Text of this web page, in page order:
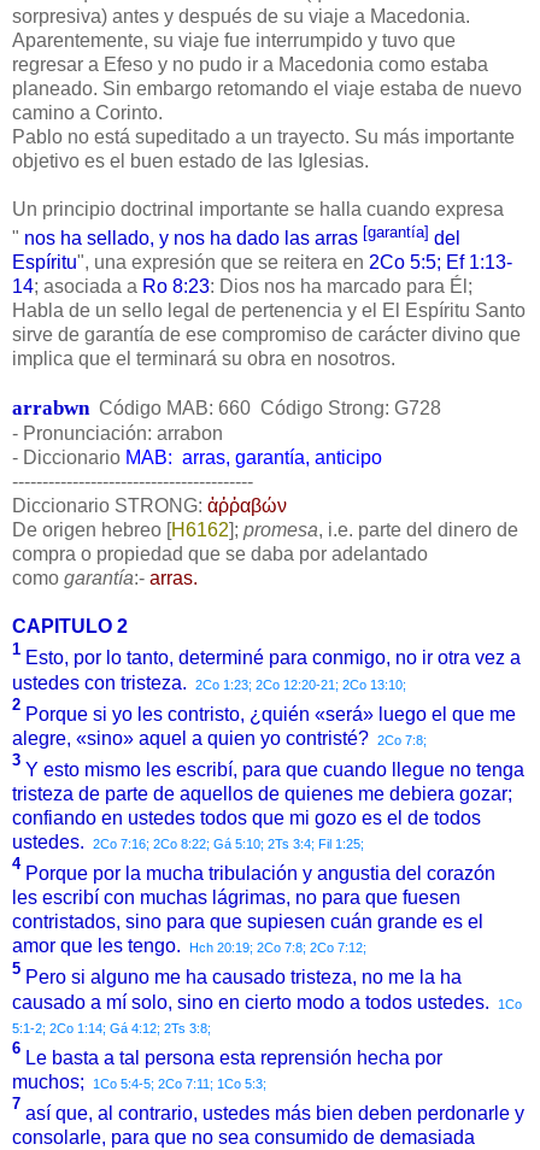
sorpresiva) antes y después de su viaje a Macedonia.
Aparentemente, su viaje fue interrumpido y tuvo que
regresar a Efeso y no pudo ir a Macedonia como estaba
planeado. Sin embargo retomando el viaje estaba de nuevo
camino a Corinto.
Pablo no está supeditado a un trayecto. Su más importante
objetivo es el buen estado de las Iglesias.
Un principio doctrinal importante se halla cuando expresa
" nos ha sellado, y nos ha dado las arras [garantía] del
Espíritu", una expresión que se reitera en 2Co 5:5; Ef 1:13-
14; asociada a Ro 8:23: Dios nos ha marcado para Él;
Habla de un sello legal de pertenencia y el El Espíritu Santo
sirve de garantía de ese compromiso de carácter divino que
implica que el terminará su obra en nosotros.
arrabwn Código MAB: 660 Código Strong: G728
- Pronunciación: arrabon
- Diccionario MAB: arras, garantía, anticipo
----------------------------------------
Diccionario STRONG: ἀῤῥαβών
De origen hebreo [H6162]; promesa, i.e. parte del dinero de
compra o propiedad que se daba por adelantado
como garantía:- arras.
CAPITULO 2
1 Esto, por lo tanto, determiné para conmigo, no ir otra vez a
ustedes con tristeza.
2Co 1:23; 2Co 12:20-21; 2Co 13:10;
2 Porque si yo les contristo, ¿quién «será» luego el que me
alegre, «sino» aquel a quien yo contristé? 2Co 7:8;
3 Y esto mismo les escribí, para que cuando llegue no tenga
tristeza de parte de aquellos de quienes me debiera gozar;
confiando en ustedes todos que mi gozo es el de todos
ustedes.
2Co 7:16; 2Co 8:22; Gá 5:10; 2Ts 3:4; Fil 1:25;
4 Porque por la mucha tribulación y angustia del corazón
les escribí con muchas lágrimas, no para que fuesen
contristados, sino para que supiesen cuán grande es el
amor que les tengo.
Hch 20:19; 2Co 7:8; 2Co 7:12;
5 Pero si alguno me ha causado tristeza, no me la ha
causado a mí solo, sino en cierto modo a todos ustedes.
1Co
5:1-2; 2Co 1:14; Gá 4:12; 2Ts 3:8;
6 Le basta a tal persona esta reprensión hecha por
muchos;
1Co 5:4-5; 2Co 7:11; 1Co 5:3;
7 así que, al contrario, ustedes más bien deben perdonarle y
consolarle, para que no sea consumido de demasiada